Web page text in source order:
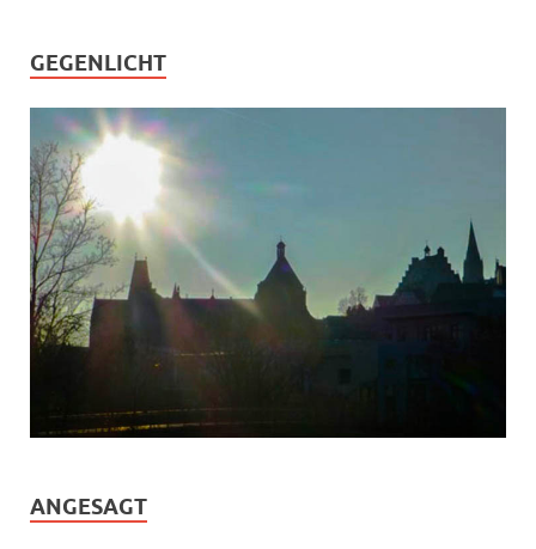
GEGENLICHT
ANGESAGT